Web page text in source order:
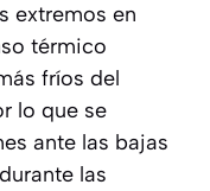
extremos en
térmico
fríos del
lo que se
ante las bajas
las